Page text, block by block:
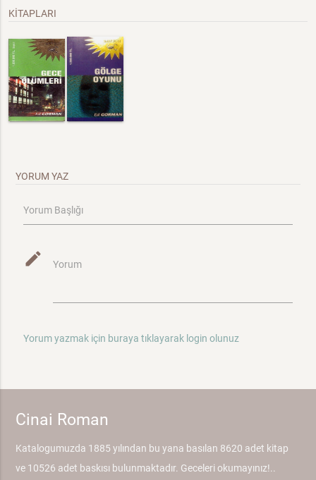
KİTAPLARI
YORUM YAZ
Yorum Başlığı
mode_edit Yorum
Yorum yazmak için buraya tıklayarak login olunuz
Cinai Roman
Katalogumuzda 1885 yılından bu yana basılan 8620 adet kitap
ve 10526 adet baskısı bulunmaktadır. Geceleri okumayınız!..